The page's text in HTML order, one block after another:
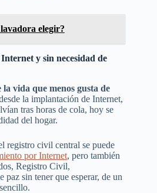
elegir?
y sin necesidad de
vida que menos gusta de
la implantación de Internet,
tras horas de cola, hoy se
del hogar.
registro civil central se puede
por Internet, pero también
Registro Civil,
paz sin tener que esperar, de un